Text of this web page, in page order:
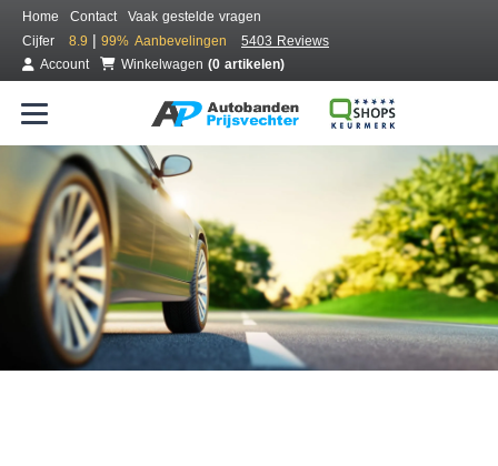
Home Contact
Vaak gestelde vragen
Cijfer
8.9 | 99% Aanbevelingen
5403 Reviews
Account
Winkelwagen (0 artikelen)
Bestel voordelig banden online
Gratis bezorgd of montage bij jou in de buurt
Seizoen:
Merken: